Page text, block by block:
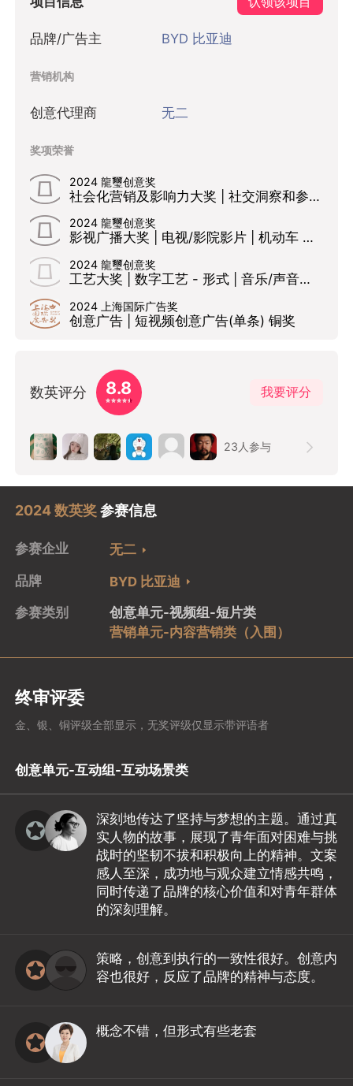
品牌/广告主 BYD 比亚迪
营销机构
创意代理商 无二
奖项荣誉
2024 龍璽创意奖
社会化营销及影响力大奖 | 社交洞察和参与 | 品牌故事讲述 佳作
2024 龍璽创意奖
影视广播大奖 | 电视/影院影片 | 机动车 佳作
2024 龍璽创意奖
工艺大奖 | 数字工艺 - 形式 | 音乐/声音设计 入围
2024 上海国际广告奖
创意广告 | 短视频创意广告(单条) 铜奖
数英评分 8.8 我要评分
23 人参与
2024 数英奖参赛信息
参赛企业
无二
品牌
BYD 比亚迪
参赛类别
创意单元-视频组-短片类
营销单元-内容营销类（入围）
终审评委
金、银、铜评级全部显示，无奖评级仅显示带评语者
创意单元-互动组-互动场景类
深刻地传达了坚持与梦想的主题。通过真
实人物的故事，展现了青年面对困难与挑
战时的坚韧不拔和积极向上的精神。文案
感人至深，成功地与观众建立情感共鸣，
同时传递了品牌的核心价值和对青年群体
的深刻理解。
策略，创意到执行的一致性很好。创意内
容也很好，反应了品牌的精神与态度。
概念不错，但形式有些老套